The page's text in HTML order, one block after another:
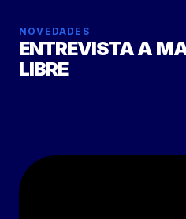
NOVEDADES
ENTREVISTA A
LIBRE